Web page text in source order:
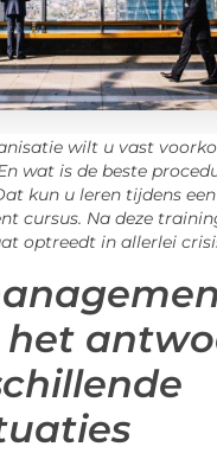
wilt u vast
wat is de beste
kun u leren tijdens een
cursus. Na deze
optreedt in allerlei
het